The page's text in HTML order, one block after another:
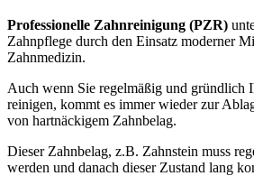
Professionelle Zahnreinigung (PZR)
Zahnpflege durch den Einsatz moderner
Zahnmedizin.
Auch wenn Sie regelmäßig und gründlich
reinigen, kommt es immer wieder zur
von hartnäckigem Zahnbelag.
Dieser Zahnbelag, z.B. Zahnstein muss
werden und danach dieser Zustand lang